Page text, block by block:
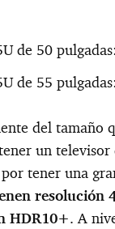
de 50
de 55
del tamaño
un televisor
tener una
resolución
HDR10+. A